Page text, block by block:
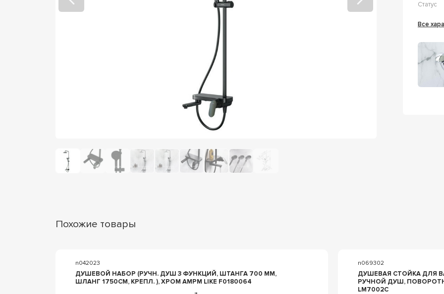
Статус
Все
Похожие товары
n042023
ДУШЕВОЙ НАБОР (РУЧН. ДУШ 3 ФУНКЦИЙ, ШТАНГА 700 ММ,
ШЛАНГ 1750СМ, КРЕПЛ. ), ХРОМ AMPM LIKE F0180064
n069302
ДУШЕВАЯ СТОЙКА ДЛЯ
РУЧНОЙ ДУШ,
LM7002C